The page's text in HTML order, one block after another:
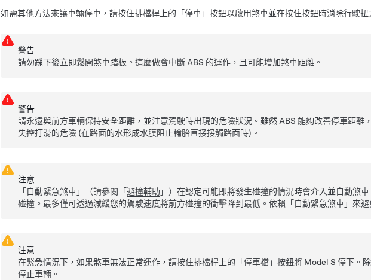
如需其他方法來讓車輛停車，請按住排檔桿上的「停車」按鈕以啟用煞車並在按住按鈕時消除行駛扭
警告
請勿踩下後立即鬆開煞車踏板。這麼做會中斷 ABS 的運作，且可能增加煞車距離。
警告
請永遠與前方車輛保持安全距離，並注意駕駛時出現的危險狀況。雖然 ABS 能夠改善停車距離
失控打滑的危險 (在路面的水形成水膜阻止輪胎直接接觸路面時)。
注意
「自動緊急煞車」（請參閱「避撞輔助 」）在認定可能即將發生碰撞的情況時會介入並自動煞
碰撞。最多僅可透過減緩您的駕駛速度將前方碰撞的衝擊降到最低。依賴「自動緊急煞車」來
注意
在緊急情況下，如果煞車無法正常運作，請按住排檔桿上的「停車檔」按鈕將 Model S 停下。
停止車輛。